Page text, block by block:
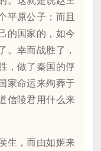
平原公子；而且
的国家的，如今
。幸而战胜了，
，做了秦国的俘
家命运来殉葬于
信陵君用什么来
，而由如姬来